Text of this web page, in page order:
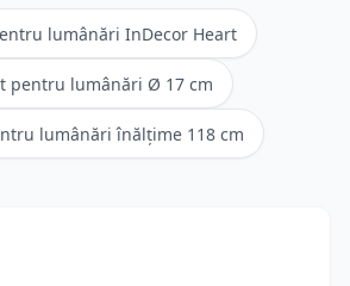
lumânări InDecor Heart
pentru lumânări Ø 17 cm
lumânări înălțime 118 cm